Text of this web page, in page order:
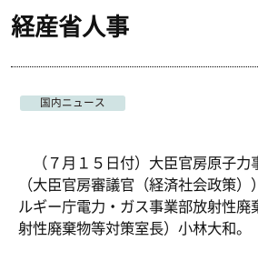
経産省人事
国内ニュース
（７月１５日付）大臣官房原子力
（大臣官房審議官（経済社会政策
ルギー庁電力・ガス事業部放射性廃
射性廃棄物等対策室長）小林大和。